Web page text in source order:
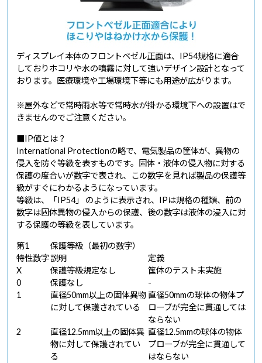
ディスプレイ本体のフロントベゼル正面は、IP54規格に適合
しておりホコリや水の噴霧に対して強いデザイン設計となって
おります。医療環境や工場環境下等にも用途が広がります。
※屋外などで常時雨水等で常時水が掛かる環境下への設置はで
きませんのでご注意ください。
■IP値とは？
International Protectionの略で、電気製品の筐体が、異物の
侵入を防ぐ等級を表すものです。固体・液体の侵入物に対する
保護の度合いが数字で表され、この数字を見れば製品の保護等
級がすぐにわかるようになっています。
等級は、「IP54」 のように表示され、IPは規格の種類、前の
数字は固体異物の侵入からの保護、後の数字は液体の浸入に対
する保護の等級を表しています。
第1
特性数字
保護等級（最初の数字）
説明
定義
X
保護等級規定なし
筺体のテスト未実施
0
保護なし
-
1
直径50mm以上の固体異物
に対して保護されている
直径50mmの球体の物体プ
ローブが完全に貫通しては
ならない
2
直径12.5mm以上の固体異
物に対して保護されてい
る
直径12.5mmの球体の物体
プローブが完全に貫通して
はならない